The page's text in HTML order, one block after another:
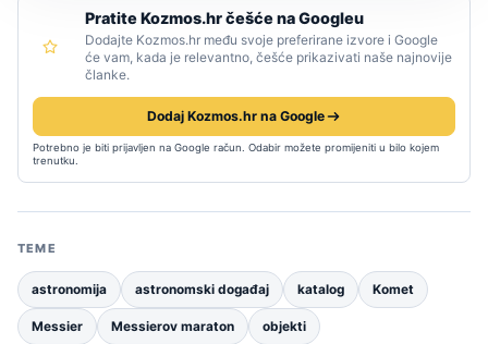
Pratite Kozmos.hr češće na Googleu
Dodajte Kozmos.hr među svoje preferirane izvore i Google
će vam, kada je relevantno, češće prikazivati naše najnovije
članke.
Dodaj Kozmos.hr na Google
Potrebno je biti prijavljen na Google račun. Odabir možete promijeniti u bilo kojem
trenutku.
TEME
astronomija astronomski događaj katalog Komet
Messier Messierov maraton objekti